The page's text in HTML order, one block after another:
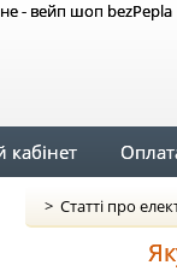
кабінет
> Статті про